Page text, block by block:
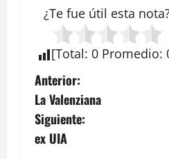
¿Te fue útil esta nota
[Total: 0 Promedio:
N
a
v
Anterior:
La Valenziana
Siguiente:
ex UIA